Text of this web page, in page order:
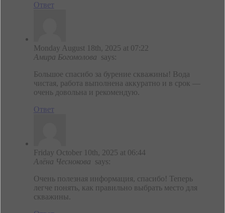
Ответ
Monday August 18th, 2025 at 07:22
Амира Богомолова says:
Большое спасибо за бурение скважины! Вода
чистая, работа выполнена аккуратно и в срок —
очень довольна и рекомендую.
Ответ
Friday October 10th, 2025 at 06:44
Алёна Чеснокова says:
Очень полезная информация, спасибо! Теперь
легче понять, как правильно выбрать место для
скважины.